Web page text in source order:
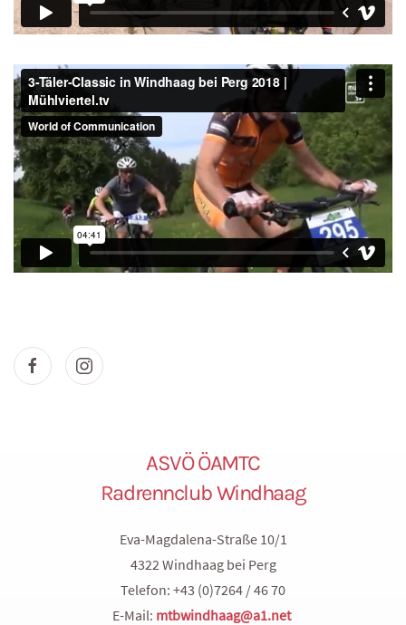
ASVÖ ÖAMTC
Radrennclub Windhaag
Eva-Magdalena-Straße 10/1
4322 Windhaag bei Perg
Telefon: +43 (0)7264 / 46 70
E-Mail: mtbwindhaag@a1.net